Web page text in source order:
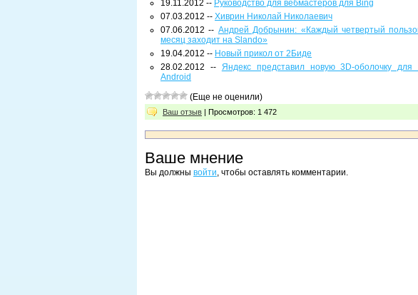
19.11.2012 -- Руководство для вебмастеров для Bing
07.03.2012 -- Хиврин Николай Николаевич
07.06.2012 -- Андрей Добрынин: «Каждый четвертый
месяц заходит на Slando»
19.04.2012 -- Новый прикол от 2Биде
28.02.2012 -- Яндекс представил новую 3D-оболочку
Android
(Еще не оценили)
Ваш отзыв | Просмотров: 1 472
Ваше мнение
Вы должны войти, чтобы оставлять комментарии.